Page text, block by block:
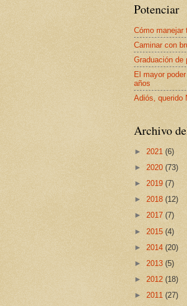
Potenciar
Cómo manejar
Caminar con
Graduación de
El mayor
años
Adiós, querido
Archivo
► 2021 (6)
► 2020 (73)
► 2019 (7)
► 2018 (12)
► 2017 (7)
► 2015 (4)
► 2014 (20)
► 2013 (5)
► 2012 (18)
► 2011 (27)